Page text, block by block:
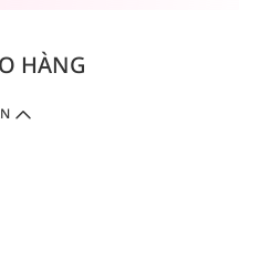
HÀNG